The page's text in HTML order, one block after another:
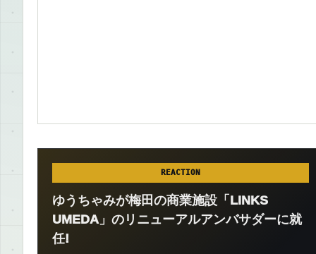
REACTION
ゆうちゃみが梅田の商業施設「LINKS
UMEDA」のリニューアルアンバサダーに就
任!